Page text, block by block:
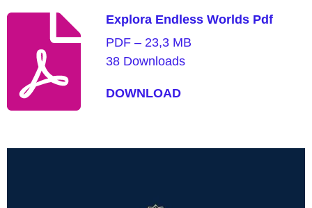
Explora Endless Worlds Pdf
PDF – 23,3 MB
38 Downloads
DOWNLOAD